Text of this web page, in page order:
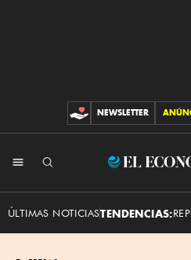
CONTRIBUCIONES
NEWSLETTER
El
ÚLTIMAS NOTICIASTENDENCIAS: